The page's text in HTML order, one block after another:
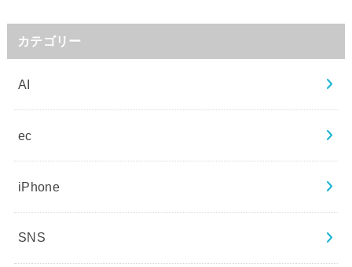
カテゴリー
AI
ec
iPhone
SNS